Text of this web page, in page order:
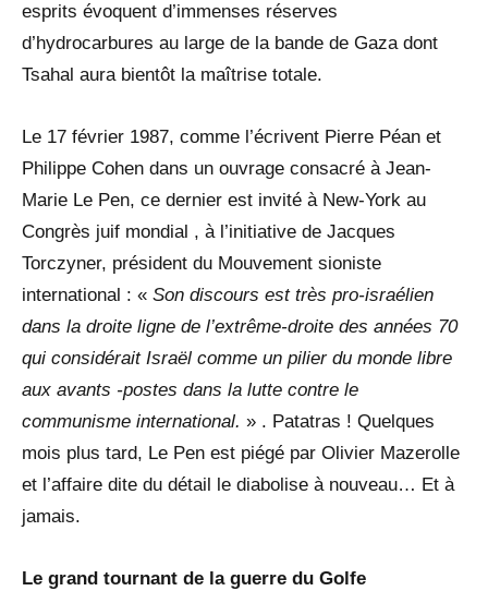
esprits évoquent d’immenses réserves
d’hydrocarbures au large de la bande de Gaza dont
Tsahal aura bientôt la maîtrise totale.
Le 17 février 1987, comme l’écrivent Pierre Péan et
Philippe Cohen dans un ouvrage consacré à Jean-
Marie Le Pen, ce dernier est invité à New-York au
Congrès juif mondial , à l’initiative de Jacques
Torczyner, président du Mouvement sioniste
international : « Son discours est très pro-israélien
dans la droite ligne de l’extrême-droite des années 70
qui considérait Israël comme un pilier du monde libre
aux avants -postes dans la lutte contre le
communisme international. » . Patatras ! Quelques
mois plus tard, Le Pen est piégé par Olivier Mazerolle
et l’affaire dite du détail le diabolise à nouveau… Et à
jamais.
Le grand tournant de la guerre du Golfe